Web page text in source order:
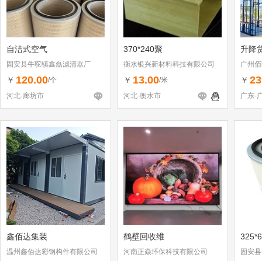
自洁式空气
固安县牛驼镇鑫磊滤清器厂
￥ 120.00/个
河北-廊坊市
370*240聚
衡水银兴新材料科技有限公司
￥ 13.00/米
河北-衡水市
升降
广州
￥
广东-
鑫佰达集装
温州鑫佰达彩钢构件有限公司
鹤壁回收维
河南正焱环保科技有限公司 固安